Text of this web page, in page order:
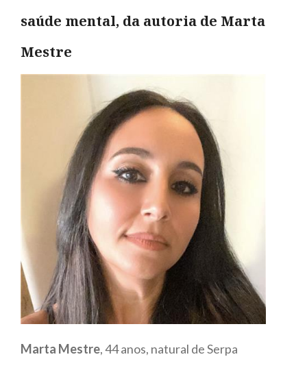
saúde mental, da autoria de Marta
Mestre
Marta Mestre, 44 anos, natural de Serpa